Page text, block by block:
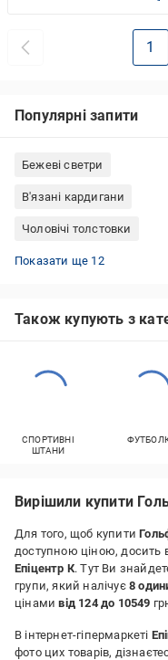
1
Популярні запити
Бежеві светри
В'язані кардигани
Чоловічі толстовки
Кардигани жіночі на
Бежеві гольфи жіночі
Чорні кофти на блискавці
Джемпери жіночі
Джемпери оверсайз
Жіночі кофти червоні
Худі жіночі
Водолазки жіночі
Светри з коміром
Флісові кофти чорні
Сині світшоти
Худі чоловічі
Показати ще 12
Також купують з
СПОРТИВНІ
ШТАНИ
Вирішили купити
Для того, щоб купити
доступною ціною, досить
Епіцентр К. Тут Ви
групи, який налічує 8
цінамивід 124 до 10549
В інтернет-гіпермаркеті
фото цих товарів,